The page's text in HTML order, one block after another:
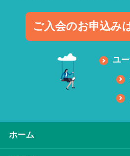
ご入会のお申込み
ユ
ホーム